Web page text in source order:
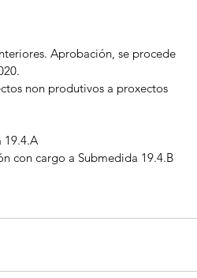
Aprobación, se procede
non produtivos a proxectos
19.4.A
con cargo a Submedida 19.4.B